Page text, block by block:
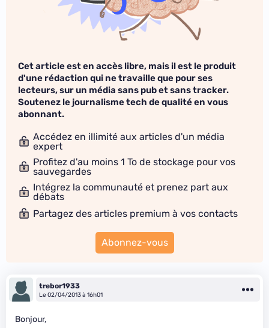
Cet article est en accès libre, mais il est le produit
d'une rédaction qui ne travaille que pour ses
lecteurs, sur un média sans pub et sans tracker.
Soutenez le journalisme tech de qualité en vous
abonnant.
Accédez en illimité aux articles d'un média
expert
Profitez d'au moins 1 To de stockage pour vos
sauvegardes
Intégrez la communauté et prenez part aux
débats
Partagez des articles premium à vos contacts
Abonnez-vous
trebor1933
Le 02/04/2013 à 16h01
Bonjour,